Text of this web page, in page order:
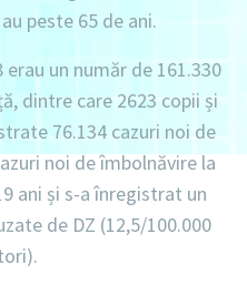
peste 65 de ani.
un număr de 161.330
dintre care 2623 copii și
76.134 cazuri noi de
noi de îmbolnăvire la
ani și s-a înregistrat un
de DZ (12,5/100.000